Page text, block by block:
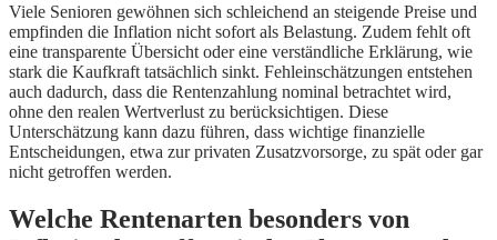
Viele Senioren gewöhnen sich schleichend an steigende Preise und
empfinden die Inflation nicht sofort als Belastung. Zudem fehlt oft
eine transparente Übersicht oder eine verständliche Erklärung, wie
stark die Kaufkraft tatsächlich sinkt. Fehleinschätzungen entstehen
auch dadurch, dass die Rentenzahlung nominal betrachtet wird,
ohne den realen Wertverlust zu berücksichtigen. Diese
Unterschätzung kann dazu führen, dass wichtige finanzielle
Entscheidungen, etwa zur privaten Zusatzvorsorge, zu spät oder gar
nicht getroffen werden.
Welche Rentenarten besonders von